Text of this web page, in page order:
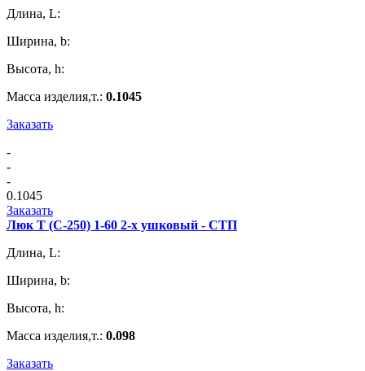
Длина, L:
Ширина, b:
Высота, h:
Масса изделия,т.: 0.1045
Заказать
-
-
-
0.1045
Заказать
Люк Т (С-250) 1-60 2-х ушковый - СТП
Длина, L:
Ширина, b:
Высота, h:
Масса изделия,т.: 0.098
Заказать